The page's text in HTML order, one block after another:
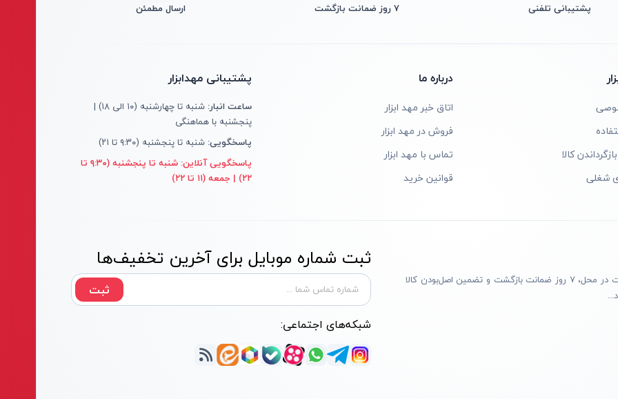
پشتیبانی تلفنی ۷ روز ضمانت بازگشت ارسال مطمئن
کالا
شغلی
درباره ما
اتاق خبر مهد ابزار
فروش در مهد ابزار
تماس با مهد ابزار
قوانین خرید
پشتیبانی مهدابزار
ساعت انبار:
شنبه تا چهارشنبه (۱۰ الی ۱۸) |
پنجشنبه با هماهنگی
پاسخگویی: شنبه تا پنجشنبه (۹:۳۰ تا ۲۱)
پاسخگویی آنلاین:
شنبه تا پنجشنبه (۹:۳۰ تا
۲۲) | جمعه (۱۱ تا ۲۲)
مهد ابزار با بیش از یک دهه تجربه، با پایبندی به سه اصل پرداخت در محل، ۷ روز ضمانت بازگشت و تضمین اصل‌بودن کالا
ثبت شماره موبایل برای آخرین تخفیف‌ها
ثبت
شبکه‌های اجتماعی: